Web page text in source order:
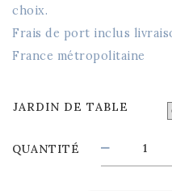
choix.
Frais de port inclus
France métropolitaine
JARDIN DE TABLE
QUANTITÉ
JARDIN
DE